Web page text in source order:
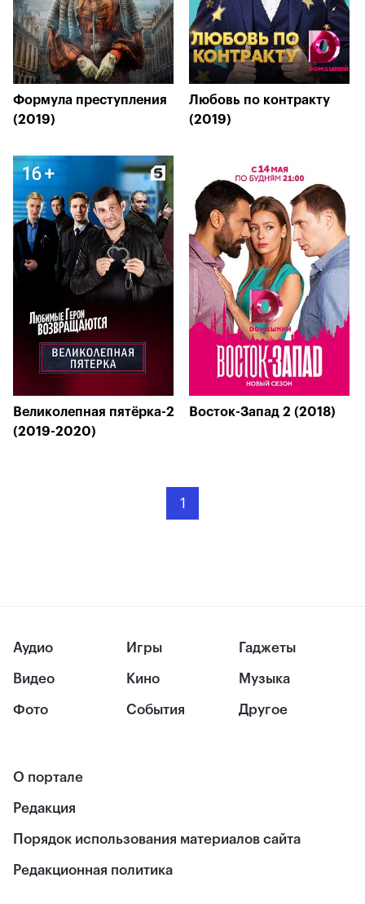
Формула преступления
(2019)
Любовь по контракту
(2019)
Великолепная пятёрка-2
(2019-2020)
Восток-Запад 2 (2018)
1
Аудио
Видео
Фото
Игры
Кино
События
Гаджеты
Музыка
Другое
О портале
Редакция
Порядок использования материалов сайта
Редакционная политика